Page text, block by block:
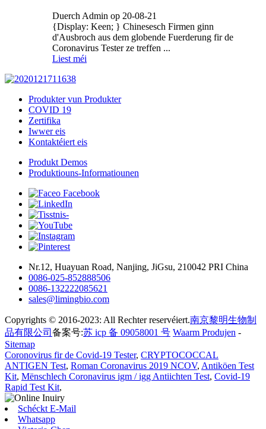
Duerch Admin op 20-08-21
{Display: Keen; } Chinesesch Firmen ginn
d'Ausbroch aus dem globende Fuerderung fir de
Coronavirus Tester ze treffen ...
Liest méi
Produkter vun Produkter
COVID 19
Zertifika
Iwwer eis
Kontaktéiert eis
Produkt Demos
Produktiouns-Informatiounen
Nr.12, Huayuan Road, Nanjing, JiGsu, 210042 PRI China
0086-025-852888506
0086-132222085621
sales@limingbio.com
Copyrights © 2016-2023: All Rechter reservéiert.南京黎明生物制
品有限公司 备案号:苏 icp 备 09058001 号 Waarm Produjen -
Sitemap
Coronovirus fir de Covid-19 Tester, CRYPTOCOCCAL
ANTIGEN Test, Roman Coronavirus 2019 NCOV, Antiköen Test
Kit, Mënschlech Coronavirus igm / igg Antiichten Test, Covid-19
Rapid Test Kit,
Schéckt E-Mail
Whatsapp